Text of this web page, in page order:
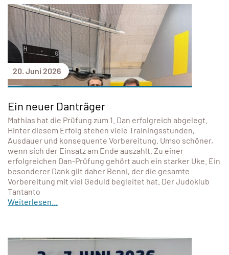
20. Juni 2026
Ein neuer Danträger
Mathias hat die Prüfung zum 1. Dan erfolgreich abgelegt.
Hinter diesem Erfolg stehen viele Trainingsstunden,
Ausdauer und konsequente Vorbereitung. Umso schöner,
wenn sich der Einsatz am Ende auszahlt. Zu einer
erfolgreichen Dan-Prüfung gehört auch ein starker Uke. Ein
besonderer Dank gilt daher Benni, der die gesamte
Vorbereitung mit viel Geduld begleitet hat. Der Judoklub
Tantanto
Weiterlesen...